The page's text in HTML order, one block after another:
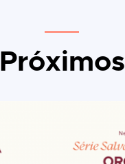
Próximos